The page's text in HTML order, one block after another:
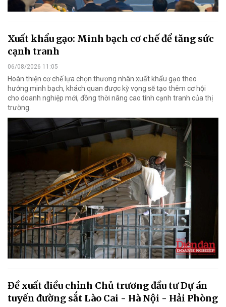
Xuất khẩu gạo: Minh bạch cơ chế để tăng sức
cạnh tranh
06/08/2026 11:05
Hoàn thiện cơ chế lựa chọn thương nhân xuất khẩu gạo theo
hướng minh bạch, khách quan được kỳ vọng sẽ tạo thêm cơ hội
cho doanh nghiệp mới, đồng thời nâng cao tính cạnh tranh của thị
trường.
Đề xuất điều chỉnh Chủ trương đầu tư Dự án
tuyến đường sắt Lào Cai - Hà Nội - Hải Phòng